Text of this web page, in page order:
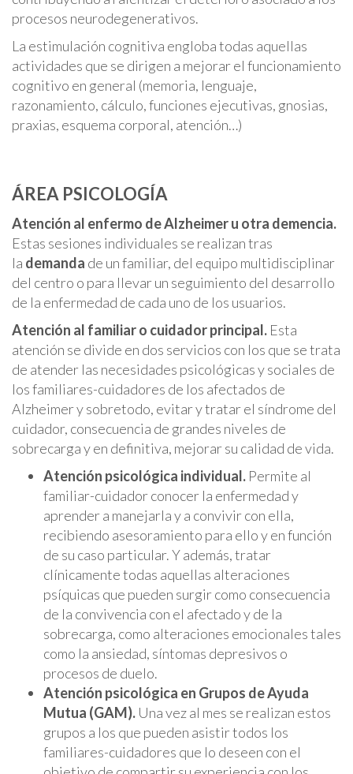
procesos neurodegenerativos.
La estimulación cognitiva engloba todas aquellas
actividades que se dirigen a mejorar el funcionamiento
cognitivo en general (memoria, lenguaje,
razonamiento, cálculo, funciones ejecutivas, gnosias,
praxias, esquema corporal, atención…)
ÁREA PSICOLOGÍA
Atención al enfermo de Alzheimer u otra demencia.
Estas sesiones individuales se realizan tras
la demanda de un familiar, del equipo multidisciplinar
del centro o para llevar un seguimiento del desarrollo
de la enfermedad de cada uno de los usuarios.
Atención al familiar o cuidador principal. Esta
atención se divide en dos servicios con los que se trata
de atender las necesidades psicológicas y sociales de
los familiares-cuidadores de los afectados de
Alzheimer y sobretodo, evitar y tratar el síndrome del
cuidador, consecuencia de grandes niveles de
sobrecarga y en definitiva, mejorar su calidad de vida.
Atención psicológica individual. Permite al
familiar-cuidador conocer la enfermedad y
aprender a manejarla y a convivir con ella,
recibiendo asesoramiento para ello y en función
de su caso particular. Y además, tratar
clínicamente todas aquellas alteraciones
psíquicas que pueden surgir como consecuencia
de la convivencia con el afectado y de la
sobrecarga, como alteraciones emocionales tales
como la ansiedad, síntomas depresivos o
procesos de duelo.
Atención psicológica en Grupos de Ayuda
Mutua (GAM). Una vez al mes se realizan estos
grupos a los que pueden asistir todos los
familiares-cuidadores que lo deseen con el